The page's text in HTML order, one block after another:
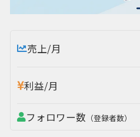
売上/月
利益/月
フォロワー数 （登録者数）